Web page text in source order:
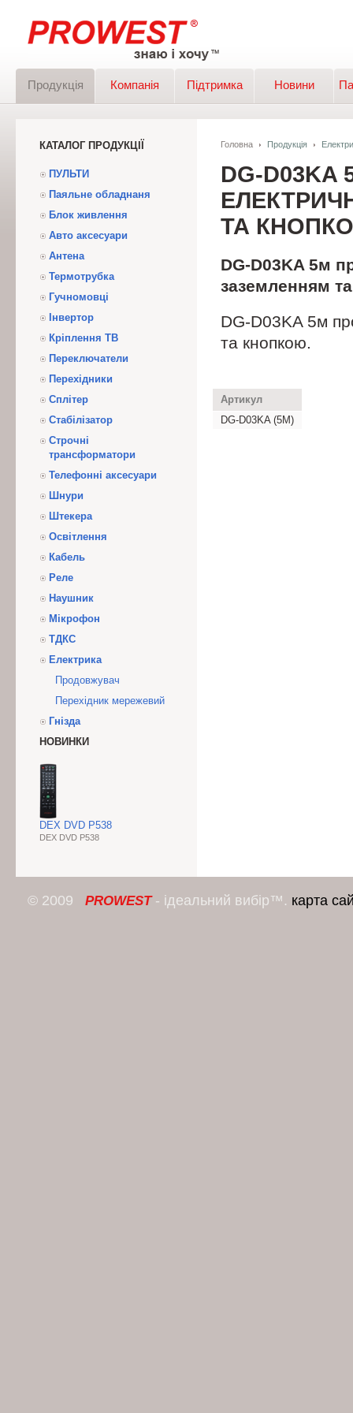
Продукція Компанія Підтримка Новини
КАТАЛОГ ПРОДУКЦІЇ
ПУЛЬТИ
Паяльне обладнаня
Блок живлення
Авто аксесуари
Антена
Термотрубка
Гучномовці
Інвертор
Кріплення ТВ
Переключатели
Перехідники
Сплітер
Стабілізатор
Строчні
трансформатори
Телефонні аксесуари
Шнури
Штекера
Освітлення
Кабель
Реле
Наушник
Мікрофон
ТДКС
Електрика
Продовжувач
Перехідник мережевий
Гнізда
НОВИНКИ
DEX DVD P538
DEX DVD P538
Головна Продукція
DG-
ТА
DG-D03KA 5м
заземленням
DG-D03KA 5м
та кнопкою.
Артикул
DG-D03KA (5M)
© 2009 PROWEST- ідеальний вибір™. карта